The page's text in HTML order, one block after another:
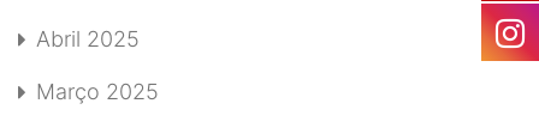
Abril 2025
Março 2025